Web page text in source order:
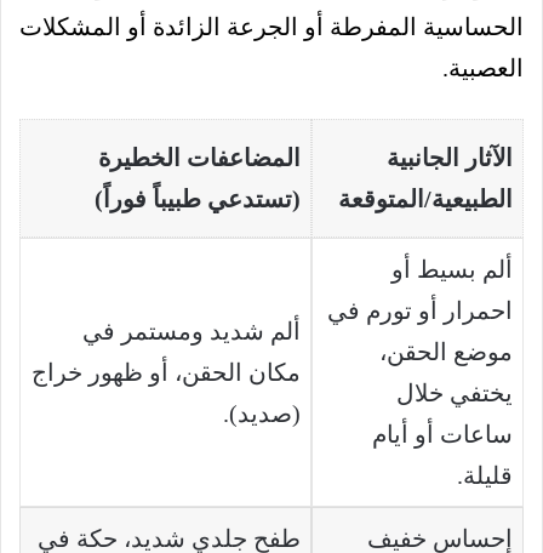
الحساسية المفرطة أو الجرعة الزائدة أو المشكلات
العصبية.
الآثار الجانبية
الطبيعية/المتوقعة
المضاعفات الخطيرة
(تستدعي طبيباً فوراً)
ألم بسيط أو
احمرار أو تورم في
موضع الحقن،
يختفي خلال
ساعات أو أيام
قليلة.
ألم شديد ومستمر في
مكان الحقن، أو ظهور خراج
(صديد).
إحساس خفيف
طفح جلدي شديد، حكة في